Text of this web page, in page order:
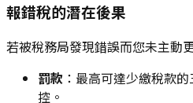
報錯稅的潛在後果
若被稅務局發現錯誤而您未主動
罰款 ：最高可達少繳稅款
控。